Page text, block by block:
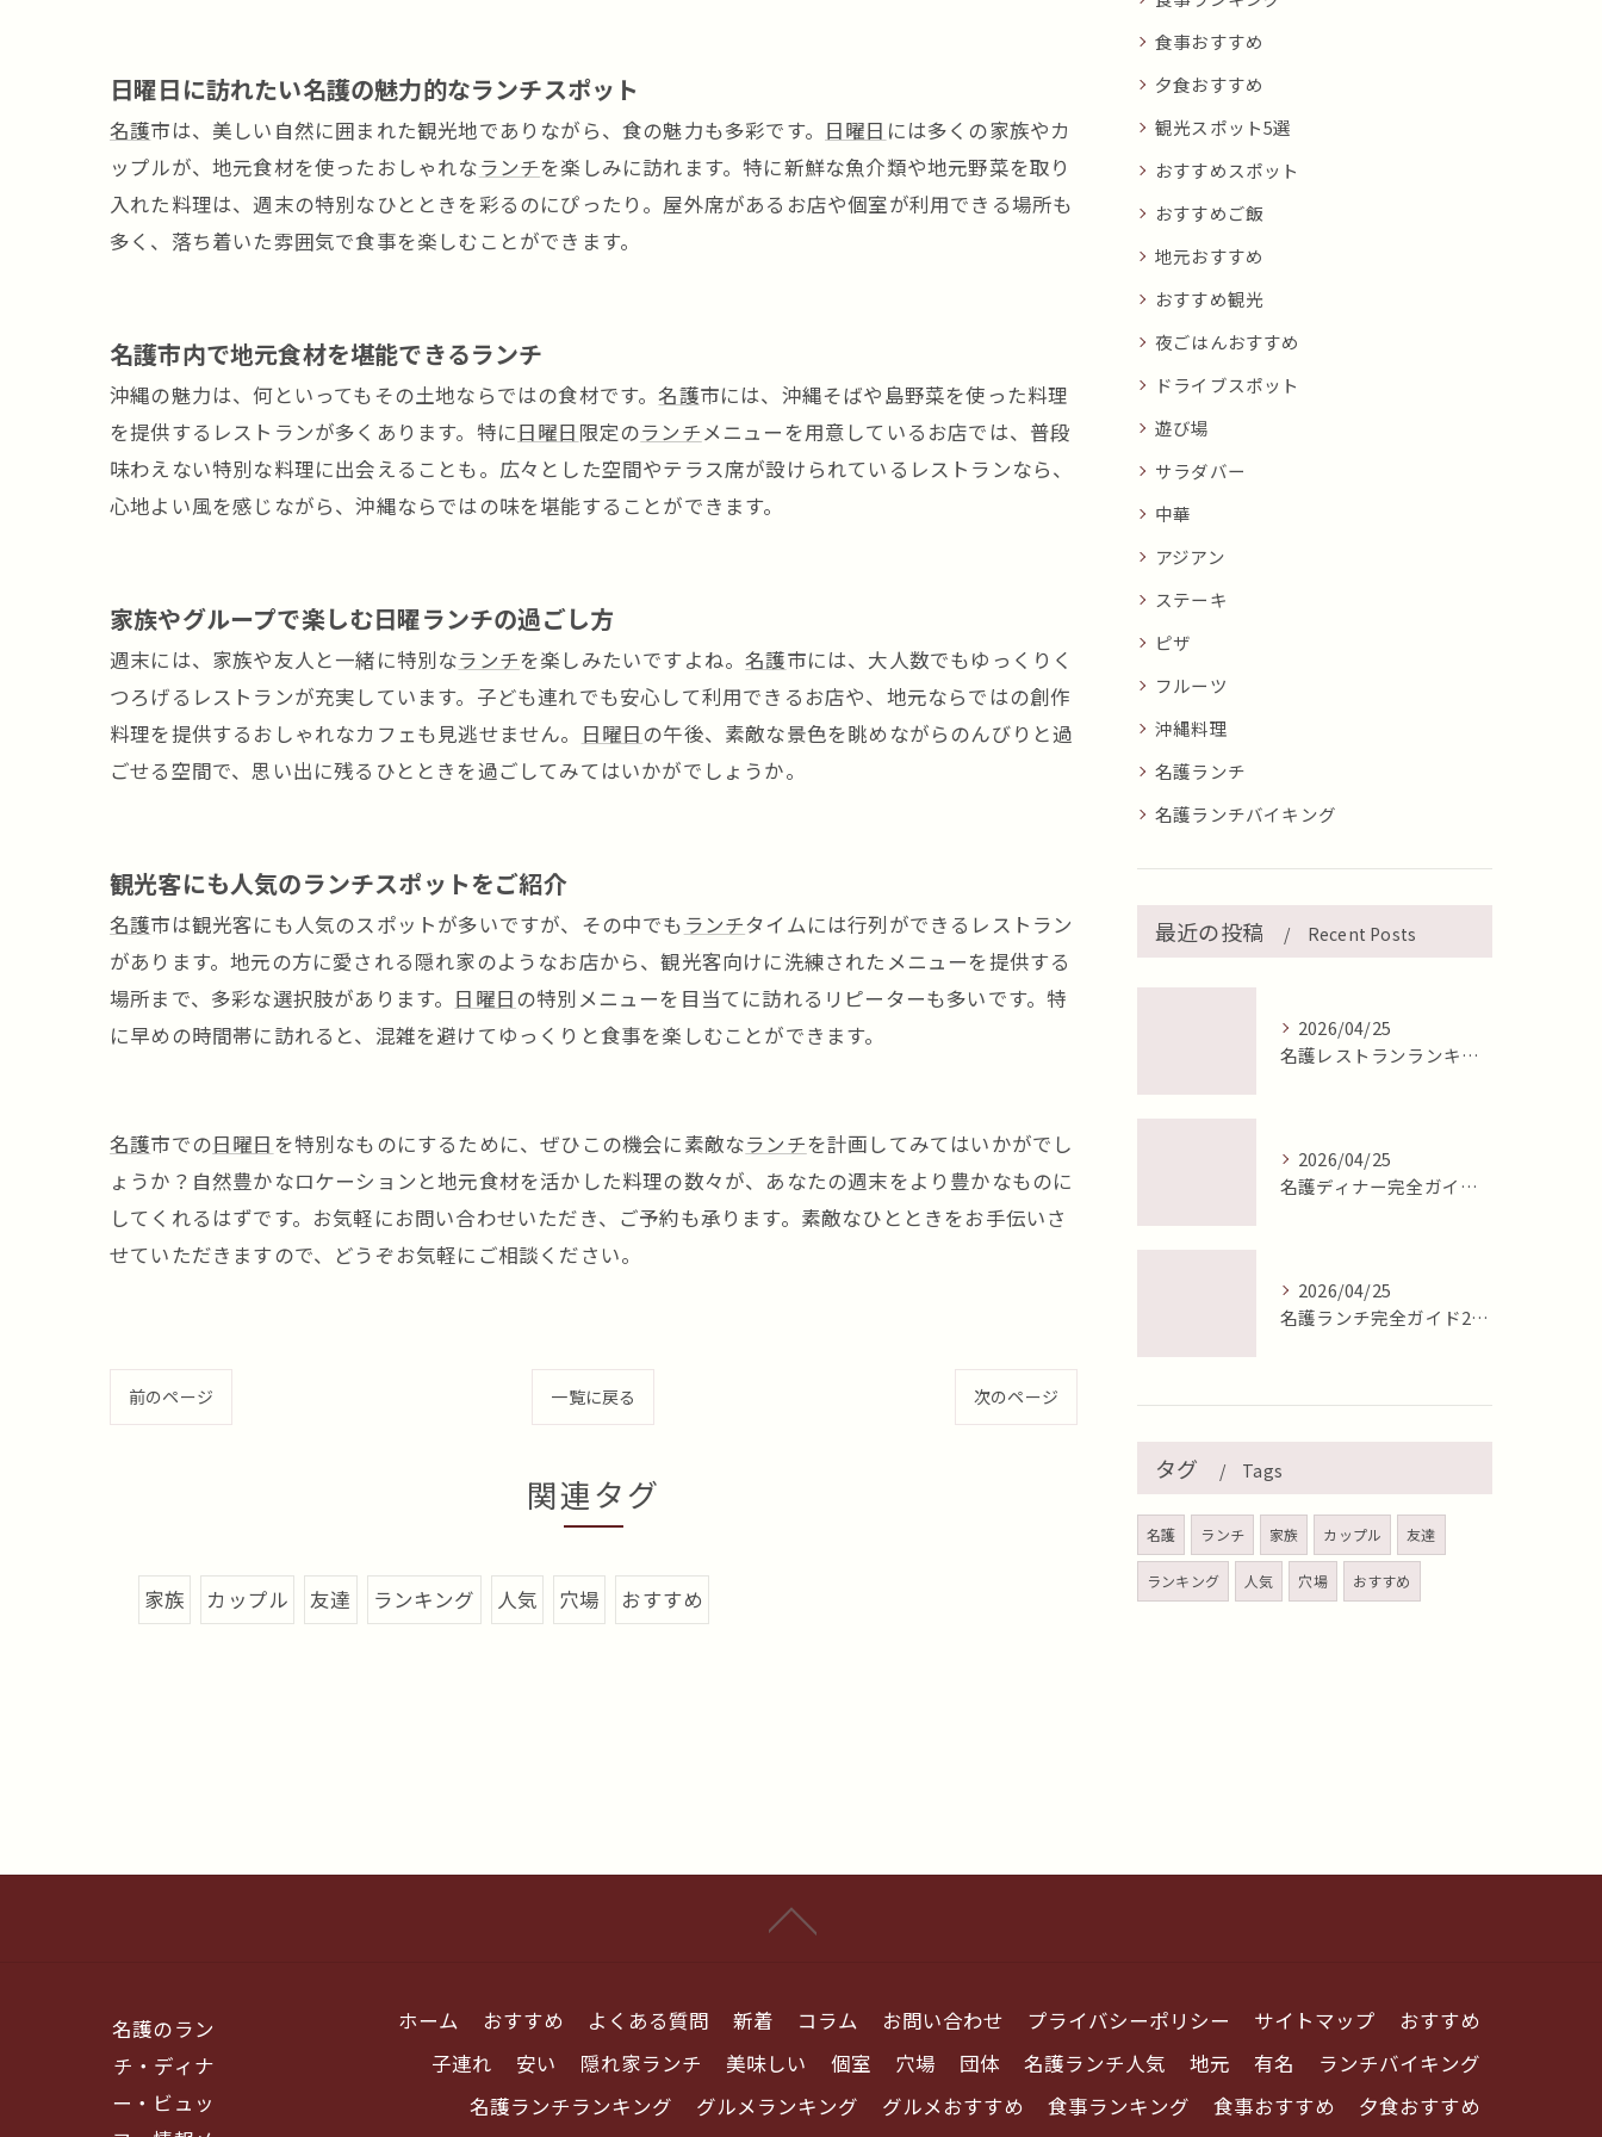
日曜日に訪れたい名護の魅力的なランチスポット
名護市は、美しい自然に囲まれた観光地でありながら、食の魅力も多彩です。 日曜日 には多くの家族やカ
ップルが、地元食材を使ったおしゃれなランチを楽しみに訪れます。特に新鮮な魚介類や地元野菜を取り
入れた料理は、週末の特別なひとときを彩るのにぴったり。屋外席があるお店や個室が利用できる場所も
多く、落ち着いた雰囲気で食事を楽しむことができます。
名護市内で地元食材を堪能できるランチ
沖縄の魅力は、何といってもその土地ならではの食材です。 名護市には、沖縄そばや島野菜を使った料理
を提供するレストランが多くあります。特に日曜日 限定のランチ メニューを用意しているお店では、普段
味わえない特別な料理に出会えることも。広々とした空間やテラス席が設けられているレストランなら、
心地よい風を感じながら、沖縄ならではの味を堪能することができます。
家族やグループで楽しむ日曜ランチの過ごし方
週末には、家族や友人と一緒に特別なランチを楽しみたいですよね。 名護市には、大人数でもゆっくりく
つろげるレストランが充実しています。子ども連れでも安心して利用できるお店や、地元ならではの創作
料理を提供するおしゃれなカフェも見逃せません。 日曜日 の午後、素敵な景色を眺めながらのんびりと過
ごせる空間で、思い出に残るひとときを過ごしてみてはいかがでしょうか。
観光客にも人気のランチスポットをご紹介
名護市は観光客にも人気のスポットが多いですが、その中でも ランチタイムには行列ができるレストラン
があります。地元の方に愛される隠れ家のようなお店から、観光客向けに洗練されたメニューを提供する
場所まで、多彩な選択肢があります。 日曜日 の特別メニューを目当てに訪れるリピーターも多いです。特
に早めの時間帯に訪れると、混雑を避けてゆっくりと食事を楽しむことができます。
名護市での日曜日 を特別なものにするために、ぜひこの機会に素敵なランチを計画してみてはいかがでし
ょうか？自然豊かなロケーションと地元食材を活かした料理の数々が、あなたの週末をより豊かなものに
してくれるはずです。お気軽にお問い合わせいただき、ご予約も承ります。素敵なひとときをお手伝いさ
せていただきますので、どうぞお気軽にご相談ください。
前のページ 一覧に戻る 次のページ
関連タグ
家族 カップル 友達 ランキング 人気 穴場 おすすめ
食事おすすめ
夕食おすすめ
観光スポット5選
おすすめスポット
おすすめご飯
地元おすすめ
おすすめ観光
夜ごはんおすすめ
ドライブスポット
遊び場
サラダバー
中華
アジアン
ステーキ
ピザ
フルーツ
沖縄料理
名護ランチ
名護ランチバイキング
最近の投稿 Recent Posts
2026/04/25
名護レストランランキング2026年最新版【地元目線で徹底比較】
2026/04/25
名護ディナー完全ガイド2026年最新版【地元目線で徹底比較】
2026/04/25
名護ランチ完全ガイド2026年最新版【地元目線で徹底比較】
タグ Tags
名護 ランチ 家族 カップル 友達
ランキング 人気 穴場 おすすめ
ホーム おすすめ よくある質問 新着 コラム お問い合わせ プライバシーポリシー サイトマップ
おすすめ
子連れ
安い 隠れ家ランチ 美味しい 個室 穴場 団体 名護ランチ人気 地元 有名
ランチバイキング
名護ランチランキング
グルメランキング グルメおすすめ 食事ランキング 食事おすすめ
夕食おすすめ
名護のラン
チ・ディナ
ー・ビュッ